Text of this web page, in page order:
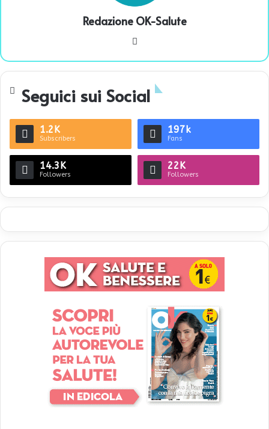
Redazione OK-Salute
te
Seguici sui Social
1.2K
Subscribers
197k
Fans
14.3K
Followers
22K
Followers